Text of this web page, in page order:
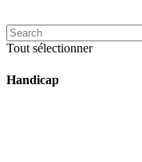
Tout sélectionner
Handicap